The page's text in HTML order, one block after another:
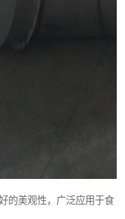
的美观性，广泛应用于食